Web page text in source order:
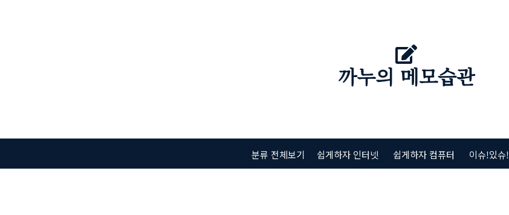
까누의 메모습관
분류 전체보기 쉽게하자 인터넷 쉽게하자 컴퓨터 이슈!있슈!